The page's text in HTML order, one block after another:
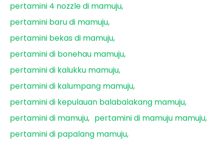
pertamini 4 nozzle di mamuju
pertamini baru di mamuju
pertamini bekas di mamuju
pertamini di bonehau mamuju
pertamini di kalukku mamuju
pertamini di kalumpang mamuju
pertamini di kepulauan balabalakang mamuju
pertamini di mamuju
pertamini di mamuju mamuju
pertamini di papalang mamuju